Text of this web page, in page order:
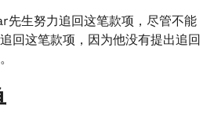
先生努力追回这笔款项，尽管不能
回这笔款项，因为他没有提出追回